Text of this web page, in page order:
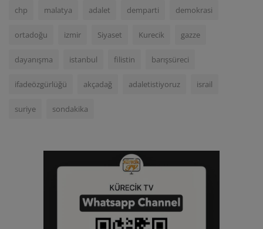
chp malatya adalet demparti demokrasi
ortadoğu izmir Siyaset Kurecik gazze
dayanışma istanbul filistin barışsüreci
ifadeözgürlüğü akçadağ adaletistiyoruz israil
suriye sondakika